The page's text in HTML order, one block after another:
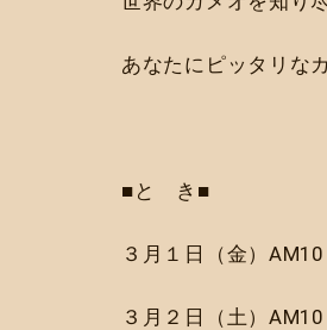
あなたにピッタリな
■と き■
３月１日（金）
３月２日（土）